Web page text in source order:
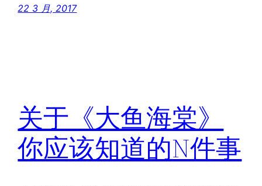
22 3 月, 2017
关于《大鱼海棠》
你应该知道的N件事